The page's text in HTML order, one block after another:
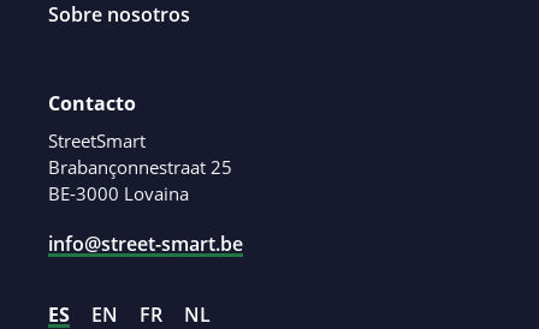
Sobre nosotros
Contacto
StreetSmart
Brabançonnestraat 25
BE-3000 Lovaina
info@street-smart.be
ES EN FR NL